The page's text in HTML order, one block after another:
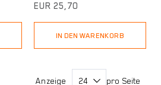
EUR 25,70
IN DEN WARENKORB
Anzeige pro Seite